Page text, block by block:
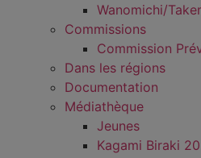
Wanomichi/
Commissions
Commission
Dans les régions
Documentation
Médiathèque
Jeunes
Kagami Biraki